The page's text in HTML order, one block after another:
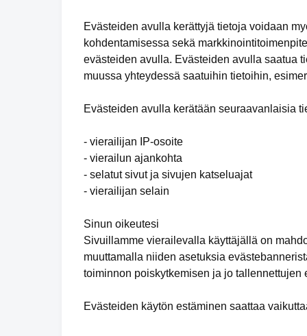
Evästeiden avulla kerättyjä tietoja voidaan
kohdentamisessa sekä
evästeiden avulla. Evästeiden avulla saatua
muussa yhteydessä saatuihin tietoihin,
Evästeiden avulla kerätään seuraavanlaisia
- vierailijan IP-osoite
- vierailun ajankohta
- selatut sivut ja sivujen katseluajat
- vierailijan selain
Sinun oikeutesi
Sivuillamme vierailevalla käyttäjällä on
muuttamalla niiden asetuksia
toiminnon poiskytkemisen ja jo tallennettujen
Evästeiden käytön estäminen saattaa